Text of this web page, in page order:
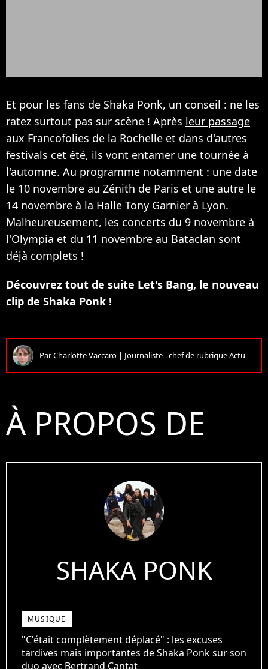
Et pour les fans de Shaka Ponk, un conseil : ne les
ratez surtout pas sur scène ! Après leur passage
aux Francofolies de la Rochelle et dans d'autres
festivals cet été, ils vont entamer une tournée à
l'automne. Au programme notamment : une date
le 10 novembre au Zénith de Paris et une autre le
14 novembre à la Halle Tony Garnier à Lyon.
Malheureusement, les concerts du 9 novembre à
l'Olympia et du 11 novembre au Bataclan sont
déjà complets !
Découvrez tout de suite Let's Bang, le nouveau
clip de Shaka Ponk !
ParCharlotte Vaccaro | Journaliste - chef de rubrique Actu
À PROPOS DE
SHAKA PONK
MUSIQUE
"C'était complètement déplacé" : les excuses
tardives mais importantes de Shaka Ponk sur son
duo avec Bertrand Cantat